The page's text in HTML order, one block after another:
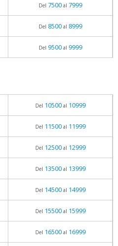
Del 7500al 7999
Del 8500al 8999
Del 9500al 9999
Del 10500al 10999
Del 11500al 11999
Del 12500al 12999
Del 13500al 13999
Del 14500al 14999
Del 15500al 15999
Del 16500al 16999